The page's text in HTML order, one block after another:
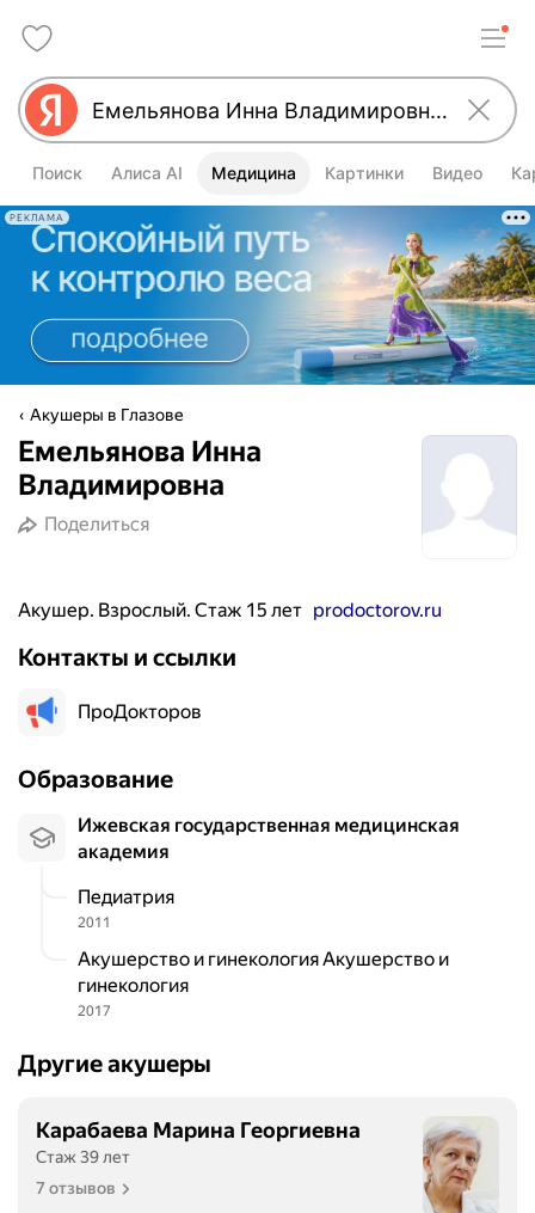
Поиск Алиса AI Медицина Картинки Видео
РЕКЛАМА
Акушеры в Глазове
Емельянова Инна
Владимировна
Поделиться
Акушер. Взрослый. Стаж 15 лет prodoctorov.ru
Контакты и ссылки
ПроДокторов
Образование
Ижевская государственная медицинская
академия
Педиатрия
2011
Акушерство и гинекология Акушерство и
гинекология
2017
Другие акушеры
Карабаева Марина Георгиевна
Стаж 39 лет
7 отзывов